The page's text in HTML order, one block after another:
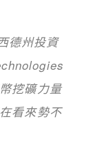
德州投資
挖礦力量
看來勢不